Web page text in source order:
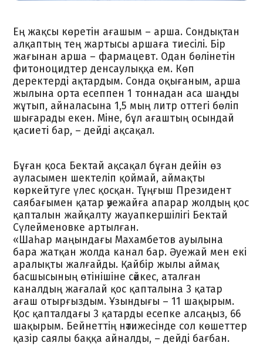
Ең жақсы көретін ағашым – арша. Сондықтан
алқаптың тең жартысы аршаға тиесілі. Бір
жағынан арша – фармацевт. Одан бөлінетін
фитоноцидтер денсаулыққа ем. Көп
деректерді ақтардым. Сонда оқығаным, арша
жылына орта есеппен 1 тоннадан аса шаңды
жұтып, айналасына 1,5 мың литр оттегі бөліп
шығарады екен. Міне, бұл ағаштың осындай
қасиеті бар, – дейді ақсақал.
Бұған қоса Бектай ақсақал бұған дейін өз
ауласымен шектеліп қоймай, аймақты
көркейтуге үлес қосқан. Тұңғыш Президент
саябағымен қатар әуежайға апарар жолдың қос
қапталын жайқалту жауапкершілігі Бектай
Сүлейменовке артылған.
«Шаһар маңындағы Махамбетов ауылына
бара жатқан жолда канал бар. Әуежай мен екі
аралықты жалғайды. Қайбір жылы аймақ
басшысының өтінішіне сәйкес, аталған
каналдың жағалай қос қапталына 3 қатар
ағаш отырғыздым. Ұзындығы – 11 шақырым.
Қос қапталдағы 3 қатарды есепке алсаңыз, 66
шақырым. Бейнеттің нәтижесінде сол көшеттер
қазір саялы баққа айналды, – дейді бағбан.